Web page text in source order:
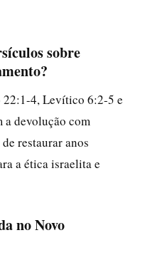
sobre
22:1-4, Levítico 6:2-5 e
a devolução com
restaurar anos
a ética israelita e
no Novo